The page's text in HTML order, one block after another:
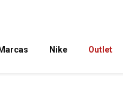
Marcas Nike Outlet